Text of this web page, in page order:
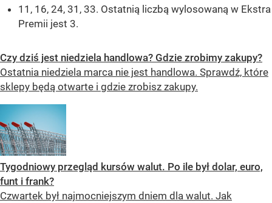
11, 16, 24, 31, 33. Ostatnią liczbą wylosowaną w Ekstra
Premii jest 3.
Czy dziś jest niedziela handlowa? Gdzie zrobimy zakupy?
Ostatnia niedziela marca nie jest handlowa. Sprawdź, które
sklepy będą otwarte i gdzie zrobisz zakupy.
Tygodniowy przegląd kursów walut. Po ile był dolar, euro,
funt i frank?
Czwartek był najmocniejszym dniem dla walut. Jak